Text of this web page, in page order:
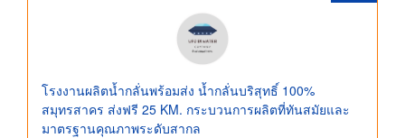
โรงงานผลิตน้ำกลั่นพร้อมส่ง น้ำกลั่นบริสุทธิ์ 100%
สมุทรสาคร ส่งฟรี 25 KM. กระบวนการผลิตที่ทันสมัยและ
มาตรฐานคุณภาพระดับสากล